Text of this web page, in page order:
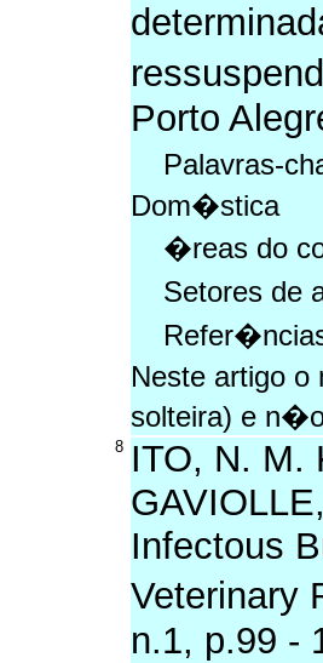
Porto
Palavras-
Dom�stica
�reas do
Setores
Neste artigo
solteira) e
8 ITO, N. M.
Infectous
Veterinary
n.1, p.99 -